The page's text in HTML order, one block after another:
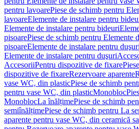
pentru lavoarePiese de schimb pentru
lavoareElemente de instalare pentru
Elemente de instalare pentru bideuri
pisoarePiese de schimb pentru Elemente
pisoareElemente de instalare pentru duşuri
Elemente de instalare pentru duşuri
AccesoriiPentru dispozitive de fixare
dispozitive de fixareRezervoare aparente
vase WC, din plasticPiese de schimb
pentru vase WC, din plasticMonobloc
MonoblocLa înălțimePiese de schimb
semiînălțimePiese de schimb pentru La
aparente pentru vase WC, din ceramică